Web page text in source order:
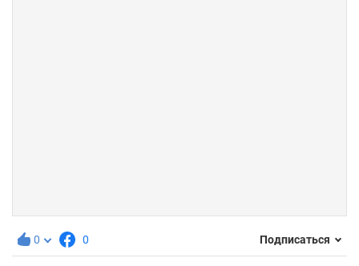
0 0 Подписаться